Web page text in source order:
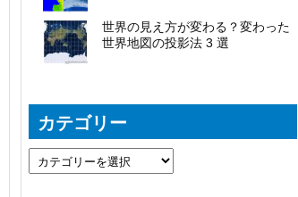
世界の見え方が変わる？変わった
世界地図の投影法 3 選
カテゴリー